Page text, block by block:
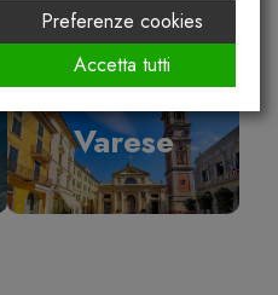
Varese
Preferenze cookies
Accetta tutti